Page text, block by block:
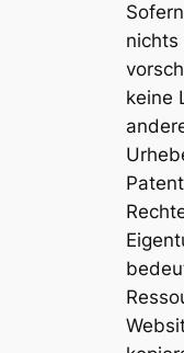
nichts
keine